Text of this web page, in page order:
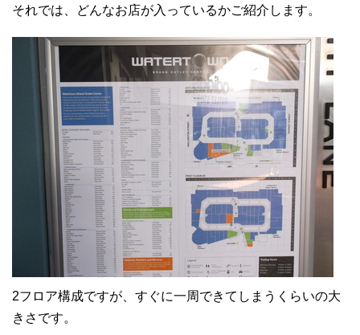
それでは、どんなお店が入っているかご紹介します。
2フロア構成ですが、すぐに一周できてしまうくらいの大
きさです。